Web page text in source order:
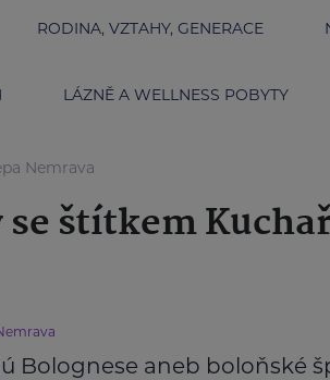
RODINA, VZTAHY, GENERACE
LÁZNĚ A WELLNESS POBYTY
Nemrava
štítkem
Bolognese aneb boloňské